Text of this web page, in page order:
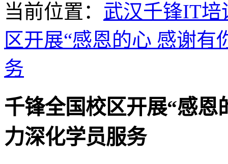
当前位置： 武汉千锋IT培
区开展“感恩的心 感谢有
务
千锋全国校区开展“感恩
力深化学员服务